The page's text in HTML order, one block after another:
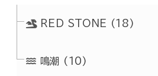
RED STONE (18)
鳴潮 (10)